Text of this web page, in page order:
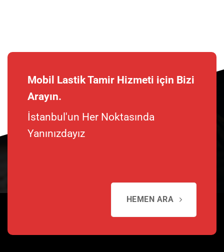
Mobil Lastik Tamir Hizmeti için Bizi
Arayın.
İstanbul'un Her Noktasında
Yanınızdayız
HEMEN ARA